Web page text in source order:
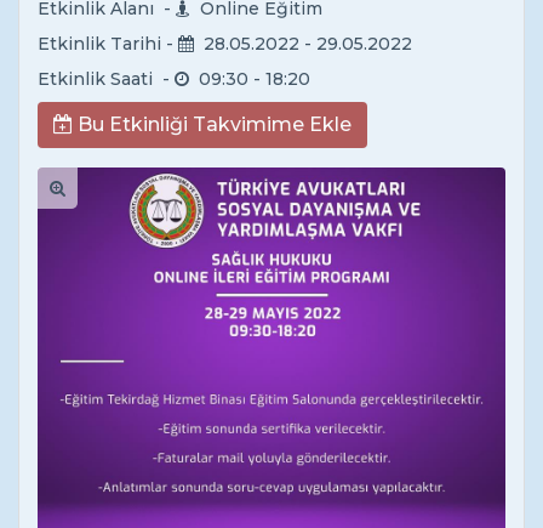
Etkinlik Alanı -
Online Eğitim
Etkinlik Tarihi -
28.05.2022 - 29.05.2022
Etkinlik Saati -
09:30 - 18:20
Bu Etkinliği Takvimime Ekle